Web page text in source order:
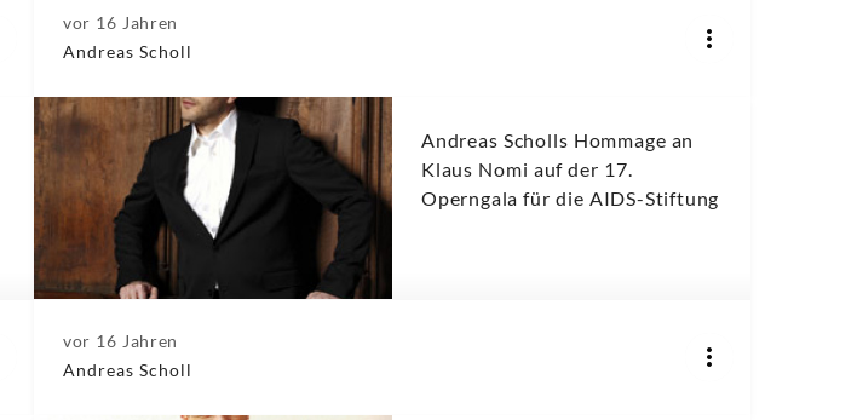
vor 16 Jahren
Andreas Scholl
Andreas Scholls Hommage an
Klaus Nomi auf der 17.
Operngala für die AIDS-Stiftung
vor 16 Jahren
Andreas Scholl